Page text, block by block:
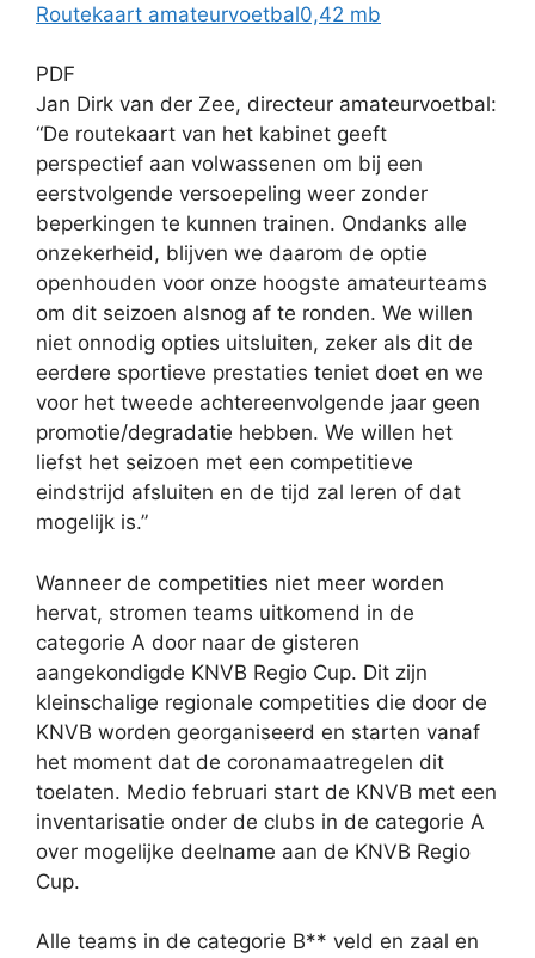
Routekaart amateurvoetbal0,42 mb
PDF
Jan Dirk van der Zee, directeur amateurvoetbal:
“De routekaart van het kabinet geeft
perspectief aan volwassenen om bij een
eerstvolgende versoepeling weer zonder
beperkingen te kunnen trainen. Ondanks alle
onzekerheid, blijven we daarom de optie
openhouden voor onze hoogste amateurteams
om dit seizoen alsnog af te ronden. We willen
niet onnodig opties uitsluiten, zeker als dit de
eerdere sportieve prestaties teniet doet en we
voor het tweede achtereenvolgende jaar geen
promotie/degradatie hebben. We willen het
liefst het seizoen met een competitieve
eindstrijd afsluiten en de tijd zal leren of dat
mogelijk is.”
Wanneer de competities niet meer worden
hervat, stromen teams uitkomend in de
categorie A door naar de gisteren
aangekondigde KNVB Regio Cup. Dit zijn
kleinschalige regionale competities die door de
KNVB worden georganiseerd en starten vanaf
het moment dat de coronamaatregelen dit
toelaten. Medio februari start de KNVB met een
inventarisatie onder de clubs in de categorie A
over mogelijke deelname aan de KNVB Regio
Cup.
Alle teams in de categorie B** veld en zaal en